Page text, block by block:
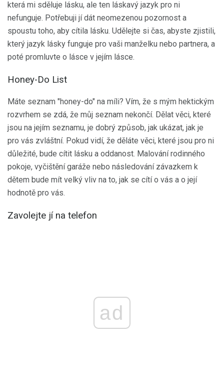
která mi sděluje lásku, ale ten láskavý jazyk pro ni
nefunguje. Potřebuji jí dát neomezenou pozornost a
spoustu toho, aby cítila lásku. Udělejte si čas, abyste zjistili,
který jazyk lásky funguje pro vaši manželku nebo partnera, a
poté promluvte o lásce v jejím lásce.
Honey-Do List
Máte seznam "honey-do" na míli? Vím, že s mým hektickým
rozvrhem se zdá, že můj seznam nekončí. Dělat věci, které
jsou na jejím seznamu, je dobrý způsob, jak ukázat, jak je
pro vás zvláštní. Pokud vidí, že děláte věci, které jsou pro ni
důležité, bude cítit lásku a oddanost. Malování rodinného
pokoje, vyčištění garáže nebo následování závazkem k
dětem bude mít velký vliv na to, jak se cítí o vás a o její
hodnotě pro vás.
Zavolejte jí na telefon
ad